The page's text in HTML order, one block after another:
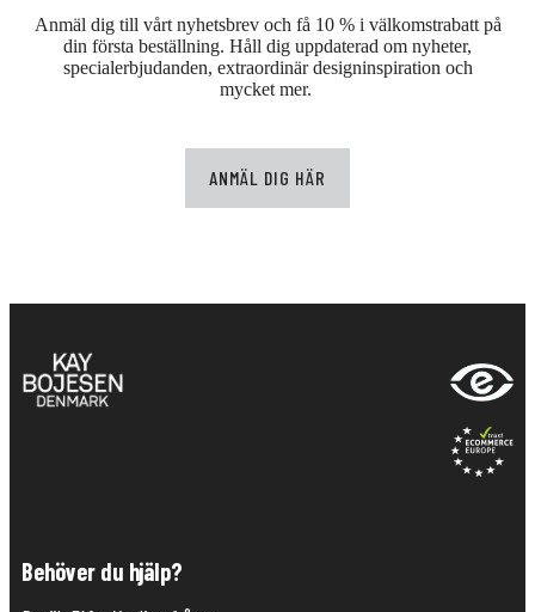
Anmäl dig till vårt nyhetsbrev och få 10 % i välkomstrabatt på
din första beställning. Håll dig uppdaterad om nyheter,
specialerbjudanden, extraordinär designinspiration och
mycket mer.
ANMÄL DIG HÄR
Behöver du hjälp?